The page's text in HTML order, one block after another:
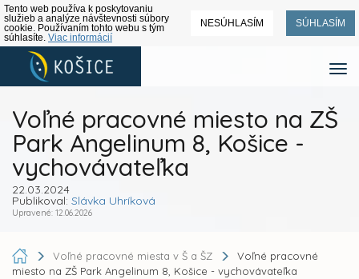
Tento web používa k poskytovaniu
služieb a analýze návštevnosti súbory
cookie. Používaním tohto webu s tým
súhlasíte. Viac informácií
NESÚHLASÍM SÚHLASÍM
Voľné pracovné miesto na ZŠ
Park Angelinum 8, Košice -
vychovávateľka
22.03.2024
Publikoval: Slávka Uhríková
Upravené: 12.06.2026
Voľné pracovné miesta v Š a ŠZ
Voľné pracovné
miesto na ZŠ Park Angelinum 8, Košice - vychovávateľka